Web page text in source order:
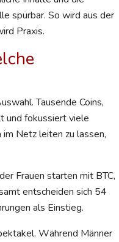
spürbar. So wird aus der
Praxis.
Tausende Coins,
und fokussiert viele
Netz leiten zu lassen,
Frauen starten mit BTC,
entscheiden sich 54
als Einstieg.
Während Männer